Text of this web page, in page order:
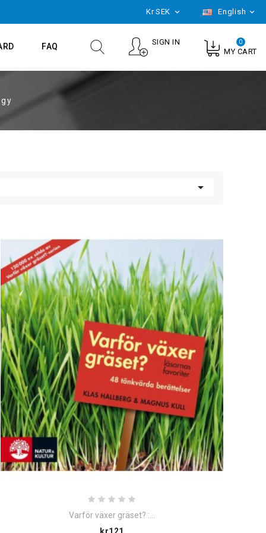
English 
KrSEK 
0
MY CART
SIGN IN
FAQ

Varför växer gräset? :...